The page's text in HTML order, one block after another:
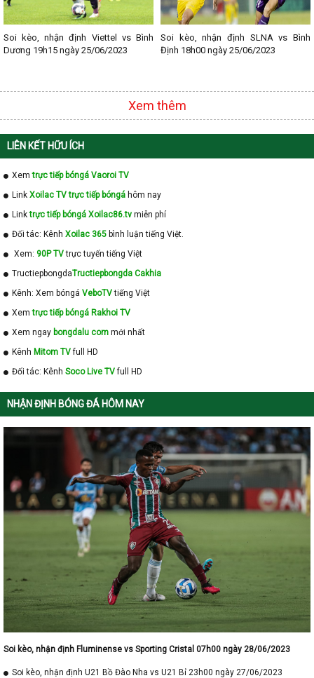
Soi kèo, nhận định Viettel vs Bình
Dương 19h15 ngày 25/06/2023
Soi kèo, nhận định SLNA vs Bình
Định 18h00 ngày 25/06/2023
Xem thêm
LIÊN KẾT HỮU ÍCH
Xemtrực tiếp bóngá Vaoroi TV
Link Xoilac TV trực tiếp bóngá hôm nay
Linktrực tiếp bóngá Xoilac86.tv miễn phí
Đối tác: Kênh Xoilac 365 bình luận tiếng Việt.
Xem: 90P TVtrực tuyến tiếng Việt
TructiepbongdaTructiepbongda Cakhia
Kênh: Xem bóngá VeboTVtiếng Việt
Xemtrực tiếp bóngá Rakhoi TV
Xem ngay bongdalu com mới nhất
Kênh Mitom TVfull HD
Đối tác: Kênh Soco Live TVfull HD
NHẬN ĐỊNH BÓNG ĐÁ HÔM NAY
Soi kèo, nhận định Fluminense vs Sporting Cristal 07h00 ngày 28/06/2023
Soi kèo, nhận định U21 Bồ Đào Nha vs U21 Bỉ 23h00 ngày 27/06/2023